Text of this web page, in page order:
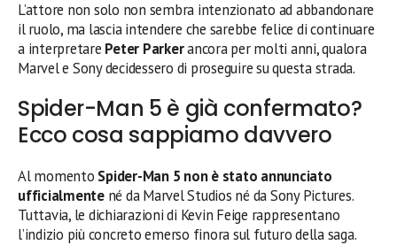
L’attore non solo non sembra intenzionato ad abbandonare
il ruolo, ma lascia intendere che sarebbe felice di continuare
a interpretare Peter Parkerancora per molti anni, qualora
Marvel e Sony decidessero di proseguire su questa strada.
Spider-Man 5 è già confermato?
Ecco cosa sappiamo davvero
Al momento Spider-Man 5 non è stato annunciato
ufficialmentené da Marvel Studios né da Sony Pictures.
Tuttavia, le dichiarazioni di Kevin Feige rappresentano
l’indizio più concreto emerso finora sul futuro della saga.